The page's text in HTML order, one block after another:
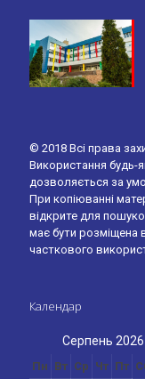
© 2018 Всі права
Використання будь-
дозволяється за
При копіюванні
відкрите для
має бути розміщена
часткового
Календар
Серпень 2026
Пн Вт Ср Чт Пт